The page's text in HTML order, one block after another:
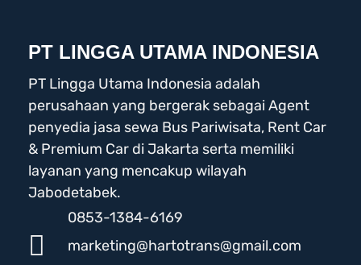
PT LINGGA UTAMA INDONESIA
PT Lingga Utama Indonesia adalah
perusahaan yang bergerak sebagai Agent
penyedia jasa sewa Bus Pariwisata, Rent Car
& Premium Car di Jakarta serta memiliki
layanan yang mencakup wilayah
Jabodetabek.
0853-1384-6169
marketing@hartotrans@gmail.com